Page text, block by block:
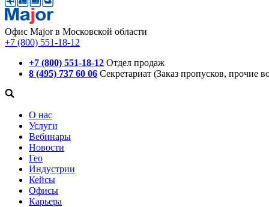
Офис Major в Московской области
+7 (800) 551-18-12
+7 (800) 551-18-12 Отдел продаж
8 (495) 737 60 06 Секретариат (Заказ пропусков, прочие
О нас
Услуги
Вебинары
Новости
Гео
Индустрии
Кейсы
Офисы
Карьера